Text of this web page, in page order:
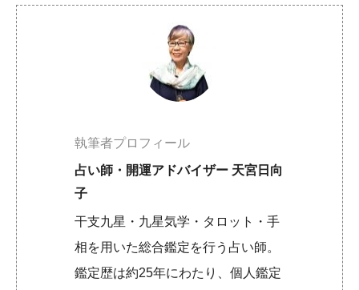
執筆者プロフィール
占い師・開運アドバイザー 天宮日向
子
干支九星・九星気学・タロット・手
相を用いた総合鑑定を行う占い師。
鑑定歴は約25年にわたり、個人鑑定